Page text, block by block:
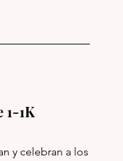
1-1K
y celebran a los